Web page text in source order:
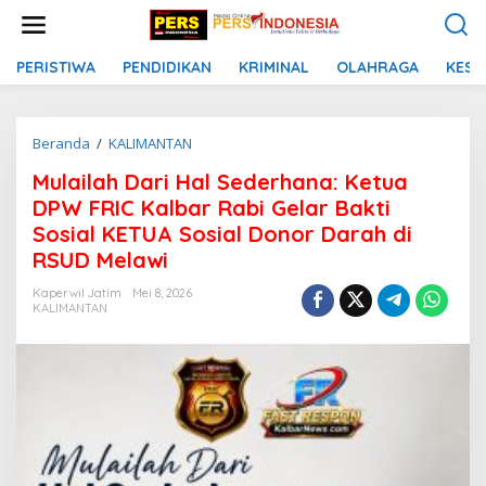
t
PERISTIWA PENDIDIKAN KRIMINAL OLAHRAGA
Beranda / KALIMANTAN
l
a
i
l
i
H
a
l
S
e
d
Mulailah Dari Hal Sederhana: Ketua
DPW FRIC Kalbar Rabi Gelar Bakti
Sosial KETUA Sosial Donor Darah di
RSUD Melawi
Kaperwil Jatim
Mei 8, 2026
KALIMANTAN